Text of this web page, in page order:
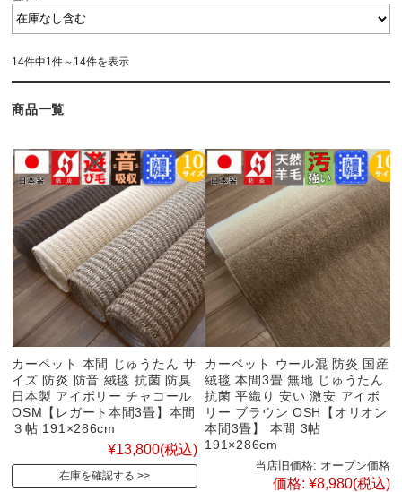
14件中1件～14件を表示
商品一覧
カーペット 本間 じゅうたん サ
イズ 防炎 防音 絨毯 抗菌 防臭
日本製 アイボリー チャコール
OSM【レガート本間3畳】本間
３帖 191×286cm
¥13,800(税込)
在庫を確認する
カーペット ウール混 防炎 国産
絨毯 本間3畳 無地 じゅうたん
抗菌 平織り 安い 激安 アイボ
リー ブラウン OSH【オリオン
本間3畳】 本間 3帖
191×286cm
当店旧価格: オープン価格
価格: ¥8,980(税込)